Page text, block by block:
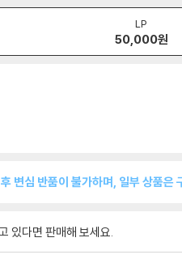
LP
50,000원
변심 반품이 불가하며, 일부 상품은
있다면 판매해 보세요.